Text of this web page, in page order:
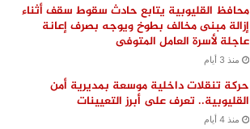
محافظ القليوبية يتابع حادث سقوط سقف أثناء
إزالة مبنى مخالف بطوخ ويوجه بصرف إعانة
عاجلة لأسرة العامل المتوفى
منذ 3 أيام
حركة تنقلات داخلية موسعة بمديرية أمن
القليوبية.. تعرف على أبرز التعيينات
منذ 4 أيام